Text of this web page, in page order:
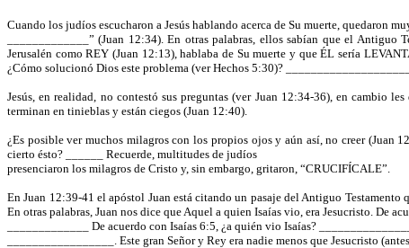
Cuando los judíos escucharon a Jesús hablando acerca de Su muerte, quedaron
_____________” (Juan 12:34). En otras palabras, ellos sabían que el
Jerusalén como REY (Juan 12:13), hablaba de Su muerte y que ÉL sería
¿Cómo solucionó Dios este problema (ver Hechos 5:30)?
Jesús, en realidad, no contestó sus preguntas (ver Juan 12:34-36), en cambio
terminan en tinieblas y están ciegos (Juan 12:40).
¿Es posible ver muchos milagros con los propios ojos y aún así, no creer (Juan
cierto ésto? ______ Recuerde, multitudes de judíos
presenciaron los milagros de Cristo y, sin embargo, gritaron, “CRUCIFÍCALE”.
En Juan 12:39-41 el apóstol Juan está citando un pasaje del Antiguo
En otras palabras, Juan nos dice que Aquel a quien Isaías vio, era Jesucristo. De
_____________ De acuerdo con Isaías 6:5, ¿a quién vio Isaías?
_________________. Este gran Señor y Rey era nadie menos que Jesucristo